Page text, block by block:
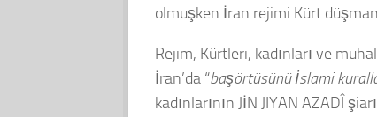
olmuşken İran rejimi Kürt
Rejim, Kürtleri, kadınları ve
İran’da “başörtüsünü İslami
kadınlarının JİN JIYAN AZADÎ